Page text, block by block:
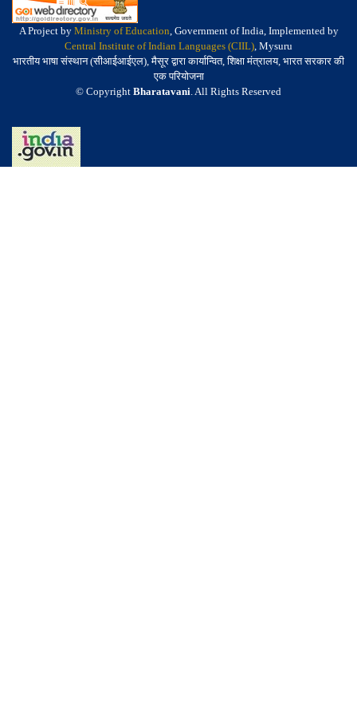
A Project by Ministry of Education, Government of India, Implemented by
Central Institute of Indian Languages (CIIL), Mysuru
भारतीय भाषा संस्थान (सीआईआईएल), मैसूर द्वारा कार्यान्वित, शिक्षा मंत्रालय, भारत सरकार की
एक परियोजना
© Copyright Bharatavani. All Rights Reserved